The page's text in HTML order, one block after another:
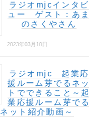
ラジオmjcインタビ
ュー ゲスト：あま
のさくやさん
2023年03月10日
ラジオmjc 起業応
援ルーム芽でるネッ
トでできること～起
業応援ルーム芽でる
ネット紹介動画～